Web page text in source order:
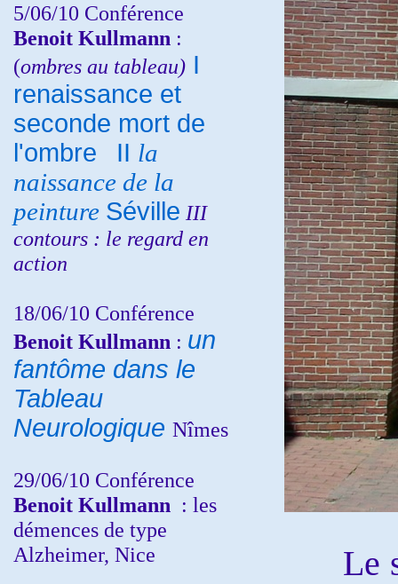
5/06/10 Conférence
Benoit Kullmann :
(ombres au tableau) I
renaissance et
seconde mort de
l'ombre
II la
naissance de la
peinture Séville III
contours : le regard en
action
18/06/10 Conférence
Benoit Kullmann : un
fantôme dans le
Tableau
Neurologique Nîmes
29/06/10 Conférence
Benoit Kullmann : les
démences de type
Alzheimer, Nice
Le soir